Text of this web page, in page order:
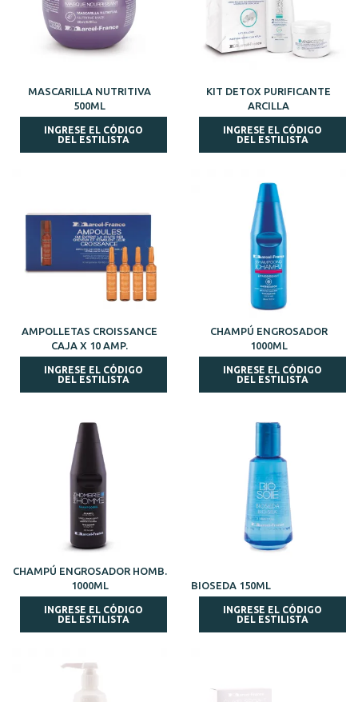
MASCARILLA NUTRITIVA
500ML
INGRESE EL CÓDIGO
DEL ESTILISTA
KIT DETOX PURIFICANTE
ARCILLA
INGRESE EL CÓDIGO
DEL ESTILISTA
AMPOLLETAS CROISSANCE
CAJA X 10 AMP.
INGRESE EL CÓDIGO
DEL ESTILISTA
CHAMPÚ ENGROSADOR
1000ML
INGRESE EL CÓDIGO
DEL ESTILISTA
CHAMPÚ ENGROSADOR HOMB.
1000ML
INGRESE EL CÓDIGO
DEL ESTILISTA
BIOSEDA 150ML
INGRESE EL CÓDIGO
DEL ESTILISTA